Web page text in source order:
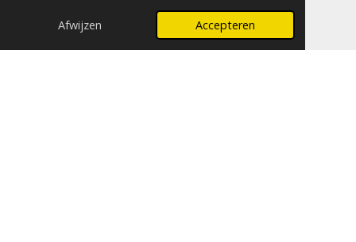
Afwijzen Accepteren
E-mailadres